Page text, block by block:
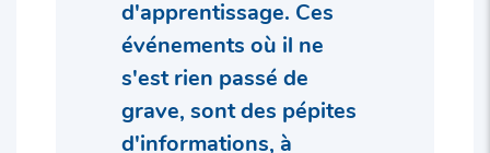
d'apprentissage. Ces
événements où il ne
s'est rien passé de
grave, sont des pépites
d'informations, à